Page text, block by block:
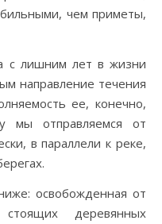
чем приметы,
с лишним лет в жизни
направление течения
ее, конечно,
мы отправляемся от
в параллели к реке,
освобожденная от
деревянных